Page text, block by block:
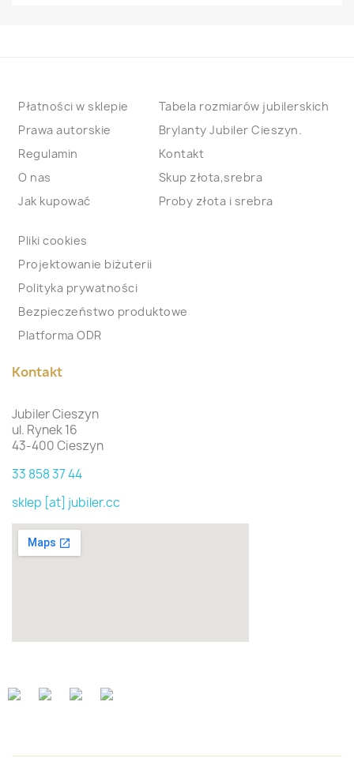
Płatności w sklepie
Prawa autorskie
Regulamin
O nas
Jak kupować
Tabela rozmiarów jubilerskich
Brylanty Jubiler Cieszyn.
Kontakt
Skup złota,srebra
Proby złota i srebra
Pliki cookies
Projektowanie biżuterii
Polityka prywatności
Bezpieczeństwo produktowe
Platforma ODR
Kontakt
Jubiler Cieszyn
ul. Rynek 16
43-400 Cieszyn
33 858 37 44
sklep [at] jubiler.cc